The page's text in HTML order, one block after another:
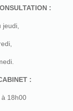
:
:
18h00